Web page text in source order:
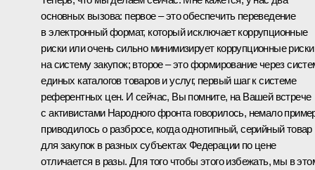
основных вызова: первое – это обеспечить переведение
в электронный формат, который исключает коррупционные
риски или очень сильно минимизирует коррупционные риски
на систему закупок; второе – это формирование через
единых каталогов товаров и услуг, первый шаг к системе
референтных цен. И сейчас, Вы помните, на Вашей встрече
с активистами Народного фронта говорилось, немало
приводилось о разбросе, когда однотипный, серийный товар
для закупок в разных субъектах Федерации по цене
отличается в разы. Для того чтобы этого избежать, мы в